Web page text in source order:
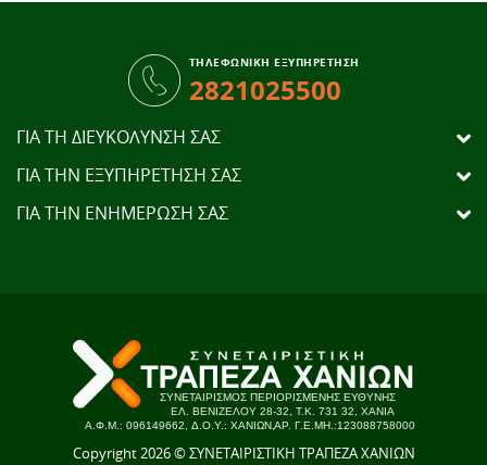
ΤΗΛΕΦΩΝΙΚΗ ΕΞΥΠΗΡΕΤΗΣΗ
2821025500
ΓΙΑ ΤΗ ΔΙΕΥΚΟΛΥΝΣΗ ΣΑΣ
ΓΙΑ ΤΗΝ ΕΞΥΠΗΡΕΤΗΣΗ ΣΑΣ
ΓΙΑ ΤΗΝ ΕΝΗΜΕΡΩΣΗ ΣΑΣ
Copyright 2026 © ΣΥΝΕΤΑΙΡΙΣΤΙΚΗ ΤΡΑΠΕΖΑ ΧΑΝΙΩΝ